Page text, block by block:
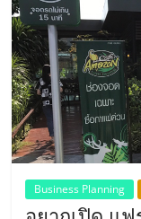
พัฒนา
ระบบ
แฟ
รน
ไชส์"
Business Planning